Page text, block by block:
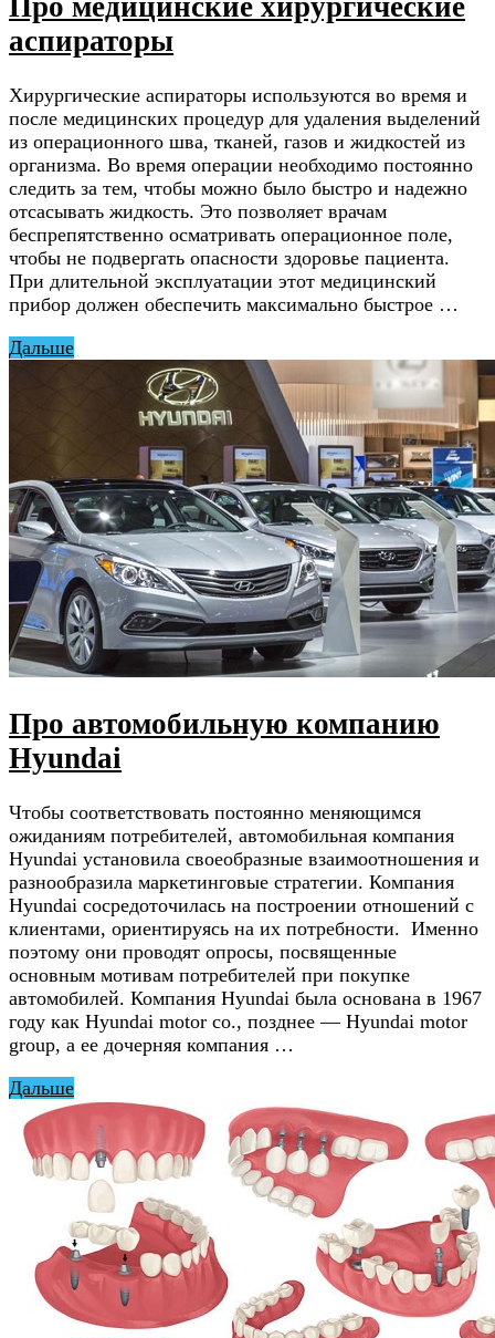
Про медицинские хирургические
аспираторы
Хирургические аспираторы используются во время и
после медицинских процедур для удаления выделений
из операционного шва, тканей, газов и жидкостей из
организма. Во время операции необходимо постоянно
следить за тем, чтобы можно было быстро и надежно
отсасывать жидкость. Это позволяет врачам
беспрепятственно осматривать операционное поле,
чтобы не подвергать опасности здоровье пациента.
При длительной эксплуатации этот медицинский
прибор должен обеспечить максимально быстрое …
Дальше
Про автомобильную компанию
Hyundai
Чтобы соответствовать постоянно меняющимся
ожиданиям потребителей, автомобильная компания
Hyundai установила своеобразные взаимоотношения и
разнообразила маркетинговые стратегии. Компания
Hyundai сосредоточилась на построении отношений с
клиентами, ориентируясь на их потребности. Именно
поэтому они проводят опросы, посвященные
основным мотивам потребителей при покупке
автомобилей. Компания Hyundai была основана в 1967
году как Hyundai motor co., позднее — Hyundai motor
group, а ее дочерняя компания …
Дальше